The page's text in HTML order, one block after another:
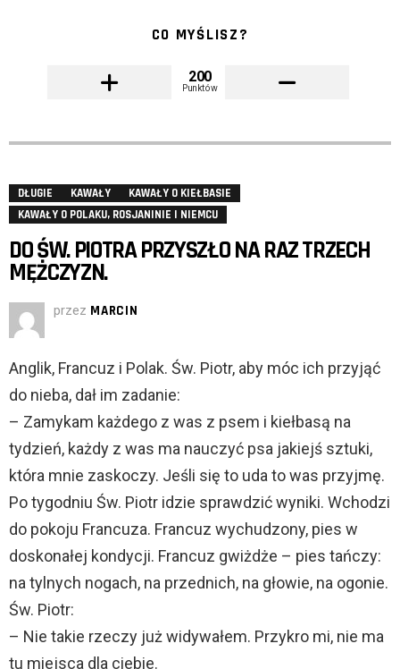
CO MYŚLISZ?
200
Punktów
DŁUGIE KAWAŁY
KAWAŁY O KIEŁBASIE
KAWAŁY O POLAKU, ROSJANINIE I NIEMCU
DO ŚW. PIOTRA PRZYSZŁO NA RAZ TRZECH
MĘŻCZYZN.
przez MARCIN
Anglik, Francuz i Polak. Św. Piotr, aby móc ich przyjąć
do nieba, dał im zadanie:
– Zamykam każdego z was z psem i kiełbasą na
tydzień, każdy z was ma nauczyć psa jakiejś sztuki,
która mnie zaskoczy. Jeśli się to uda to was przyjmę.
Po tygodniu Św. Piotr idzie sprawdzić wyniki. Wchodzi
do pokoju Francuza. Francuz wychudzony, pies w
doskonałej kondycji. Francuz gwiżdże – pies tańczy:
na tylnych nogach, na przednich, na głowie, na ogonie.
Św. Piotr:
– Nie takie rzeczy już widywałem. Przykro mi, nie ma
tu miejsca dla ciebie.